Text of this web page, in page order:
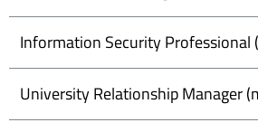
Information Security Professional
University Relationship Manager